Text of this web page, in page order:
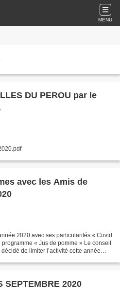
MENU
DU PEROU par le
avec les Amis de
2020 avec ses particularités « Covid
« Jus de pomme » Le conseil
de limiter l’activité cette année
SEPTEMBRE 2020